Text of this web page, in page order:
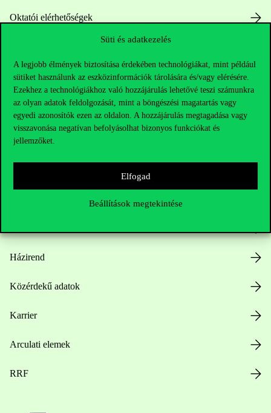
Süti és adatkezelés
A legjobb élmények biztosítása érdekében technológiákat, mint például
sütiket használunk az eszközinformációk tárolására és/vagy elérésére.
Ezekhez a technológiákhoz való hozzájárulás lehetővé teszi számunkra
az olyan adatok feldolgozását, mint a böngészési magatartás vagy
egyedi azonosítók ezen az oldalon. A hozzájárulás megtagadása vagy
visszavonása negatívan befolyásolhat bizonyos funkciókat és
jellemzőket.
Elfogad
Beállítások megtekintése
Oktatói elérhetőségek
Sajtó:press@uni-corvinus.hu
Házirend
Közérdekű adatok
Karrier
Arculati elemek
RRF